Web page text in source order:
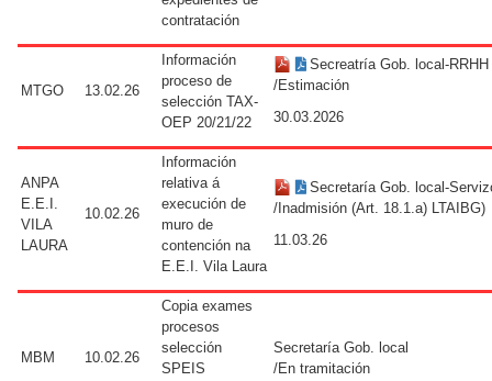
contratación
MTGO 13.02.26
Información
proceso de
selección TAX-
OEP 20/21/22
Secreatría Gob. local-
/Estimación
30.03.2026
ANPA
E.E.I.
VILA
LAURA
10.02.26
Información
relativa á
execución de
muro de
contención na
E.E.I. Vila Laura
Secretaría Gob. local-
/Inadmisión (Art. 18.1.a) LTAIBG)
11.03.26
MBM 10.02.26
Copia exames
procesos
selección
SPEIS
Secretaría Gob. local
/En tramitación